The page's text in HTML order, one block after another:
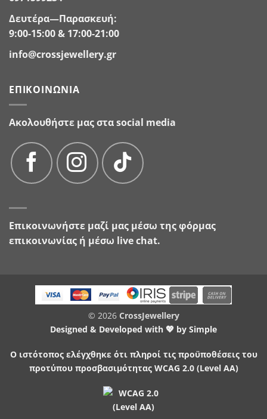
Δευτέρα—Παρασκευή:
9:00-15:00 & 17:00-21:00
info@crossjewellery.gr
ΕΠΙΚΟΙΝΩΝΊΑ
Ακολουθήστε μας στα social media
Επικοινωνήστε μαζί μας μέσω τηςφόρμας
επικοινωνίας ή μέσω live chat.
© 2026 CrossJewellery
Designed & Developed with 💖 by Simple
Ο ιστότοπος ελέγχθηκε ότι πληροί τις προϋποθέσεις του
προτύπου προσβασιμότητας WCAG 2.0 (Level AA)